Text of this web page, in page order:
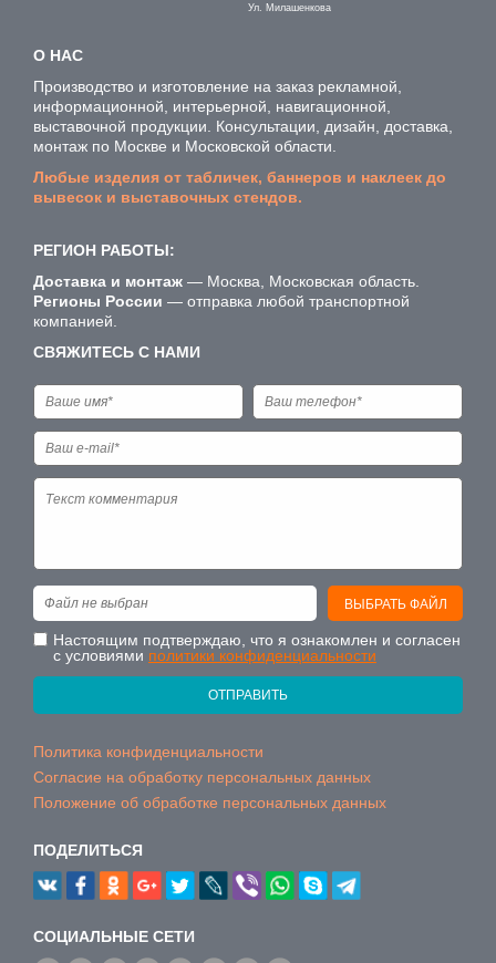
Ул. Милашенкова
О НАС
Производство и изготовление на заказ рекламной,
информационной, интерьерной, навигационной,
выставочной продукции. Консультации, дизайн, доставка,
монтаж по Москве и Московской области.
Любые изделия от табличек, баннеров и наклеек до
вывесок и выставочных стендов.
РЕГИОН РАБОТЫ:
Доставка и монтаж — Москва, Московская область.
Регионы России — отправка любой транспортной
компанией.
СВЯЖИТЕСЬ С НАМИ
ВЫБРАТЬ ФАЙЛ
Файл не выбран
Настоящим подтверждаю, что я ознакомлен и согласен
с условиями политики конфиденциальности
ОТПРАВИТЬ
Политика конфиденциальности
Согласие на обработку персональных данных
Положение об обработке персональных данных
ПОДЕЛИТЬСЯ
CОЦИАЛЬНЫЕ СЕТИ